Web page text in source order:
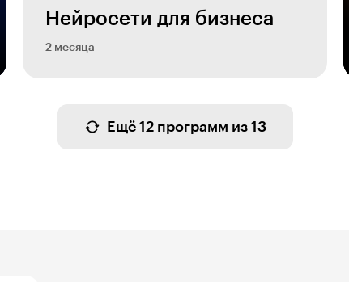
Нейросети для бизнеса
2 месяца
Ещё 12 программ из 13